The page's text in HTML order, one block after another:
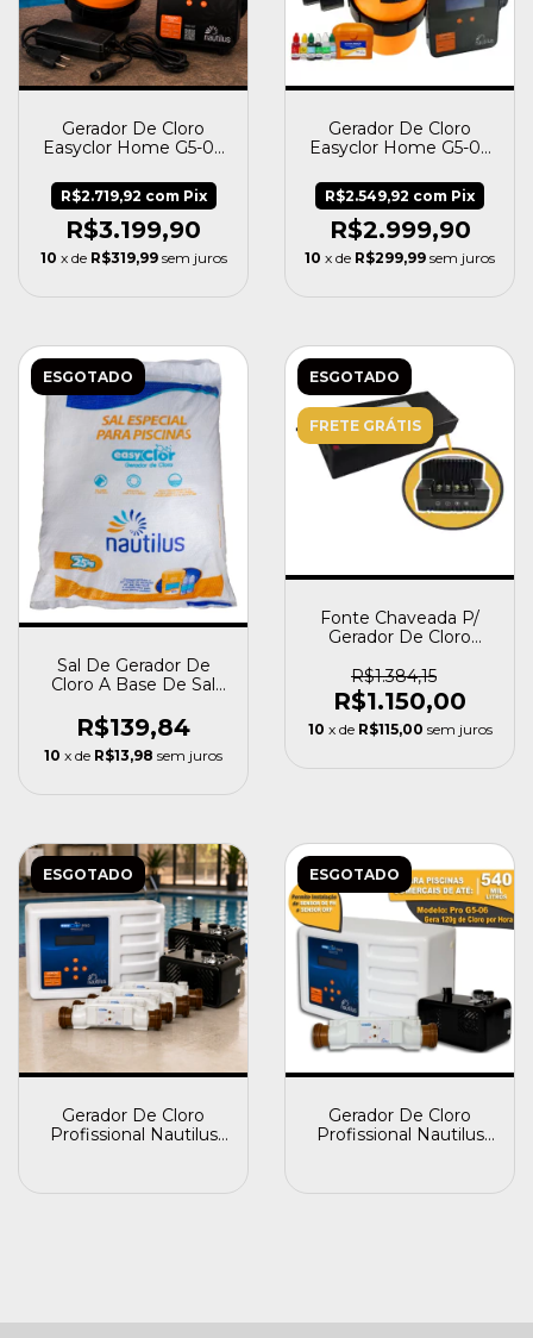
Gerador De Cloro
Easyclor Home G5-04
R$3.199,90
R$2.719,92 com Pix
10 x de R$319,99 sem juros
Gerador De Cloro
Easyclor Home G5-03
R$2.999,90
R$2.549,92 com Pix
10 x de R$299,99 sem juros
ESGOTADO
Sal De Gerador De
Cloro A Base De Sal
R$139,84
10 x de R$13,98 sem juros
ESGOTADO
FRETE GRÁTIS
Fonte Chaveada P/
Gerador De Cloro
R$1.384,15
R$1.150,00
10 x de R$115,00 sem juros
ESGOTADO
Gerador De Cloro
Profissional Nautilus
ESGOTADO
Gerador De Cloro
Profissional Nautilus